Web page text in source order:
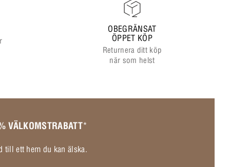
OBEGRÄNSAT
ÖPPET KÖP
Returnera ditt köp
när som helst
VÄLKOMSTRABATT*
till ett hem du kan älska.